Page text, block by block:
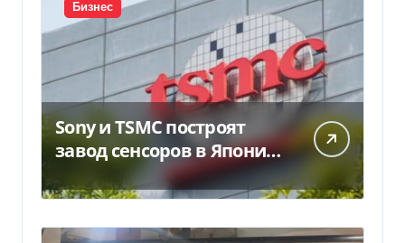
Бизнес
Sony и TSMC построят
завод сенсоров в Японии
за $6,4 млрд